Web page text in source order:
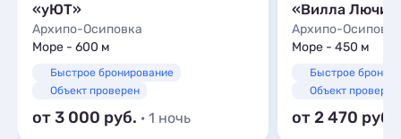
«уЮТ»
Архипо-Осиповка
Море - 600 м
Быстрое бронирование
Объект проверен
от 3 000 · 1 ночь
«Вилла Лючия
Архипо-Осиповка
Море - 450 м
Быстрое
Объект проверен
от 2 470